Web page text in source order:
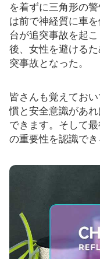
リソース
カタログ
ビデオ
を着ずに三角形の
は前で神経質に車
台が追突事故を起
後、女性を避ける
突事故となった。
皆さんも覚えてお
慣と安全意識があ
できます。そして
の重要性を認識でき